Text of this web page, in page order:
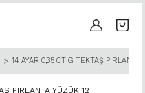
14 AYAR 0,35 CT G TEKTAŞ PIRLANTA